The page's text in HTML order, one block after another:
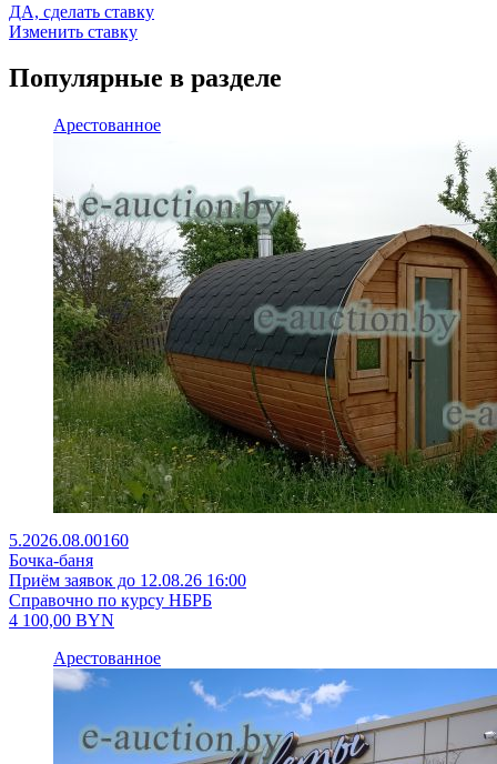
ДА, сделать ставку
Изменить ставку
Популярные в разделе
Арестованное
5.2026.08.00160
Бочка-баня
Приём заявок до 12.08.26 16:00
Справочно по курсу НБРБ
4 100,00 BYN
Арестованное